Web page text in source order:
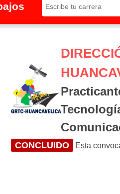
CONCLUIDO Esta